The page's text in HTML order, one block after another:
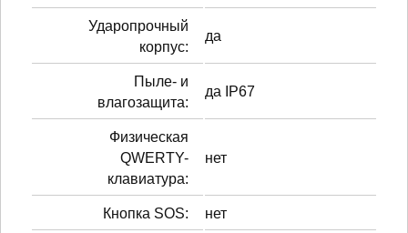
Ударопрочный
корпус:
да
Пыле- и
влагозащита:
да IP67
Физическая
QWERTY-
клавиатура:
нет
Кнопка SOS: нет